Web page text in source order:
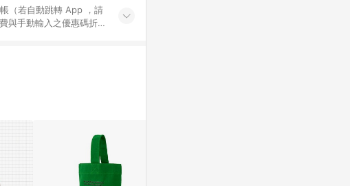
（若自動跳轉 App ，請
與手動輸入之優惠碼折
點數將於出貨後 45 天
APP 並完成訂單，不